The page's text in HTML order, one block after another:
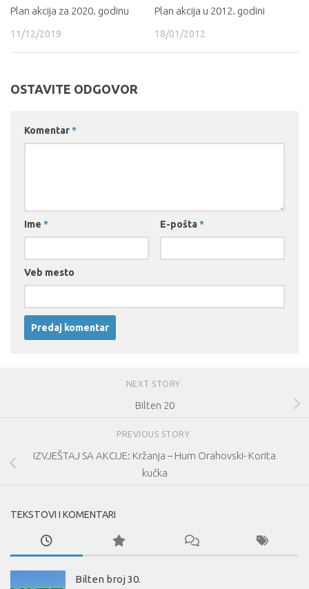
Plan akcija za 2020. godinu
11/12/2019
Plan akcija u 2012. godini
18/01/2012
OSTAVITE ODGOVOR
Komentar*
Ime * E-pošta *
Veb mesto
NEXT STORY
Bilten 20
PREVIOUS STORY
IZVJEŠTAJ SA AKCIJE: Kržanja – Hum Orahovski- Korita
kučka
TEKSTOVI I KOMENTARI
Bilten broj 30.